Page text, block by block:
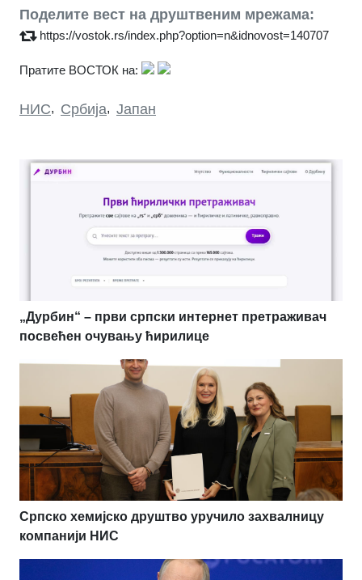
Поделите вест на друштвеним мрежама:
https://vostok.rs/index.php?option=n&idnovost=140707
Пратите ВОСТОК на:
НИС, Србија, Јапан
„Дурбин“ – први српски интернет претраживач
посвећен очувању ћирилице
Српско хемијско друштво уручило захвалницу
компанији НИС